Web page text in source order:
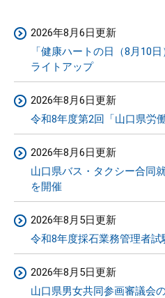
2026年8月6日更新
「健康ハートの日（8月10
ライトアップ
2026年8月6日更新
令和8年度第2回「山口県労
2026年8月6日更新
山口県バス・タクシー合同
を開催
2026年8月5日更新
令和8年度採石業務管理者試
2026年8月5日更新
山口県男女共同参画審議会